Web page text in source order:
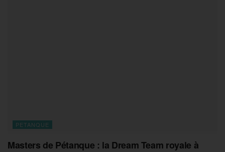
PETANQUE
Masters de Pétanque : la Dream Team royale à